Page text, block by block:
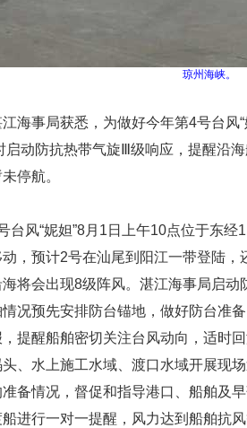
琼州海峡。
海事局获悉，为做好今年第4号台风
启动防抗热带气旋Ⅲ级响应，提醒沿
停航。
台风“妮妲”8月1日上午10点位于东经
，预计2号在汕尾到阳江一带登陆
将会出现8级阵风。湛江海事局启
况预先安排防台锚地，做好防台准
提醒船舶密切关注台风动向，适时
头、水上施工水域、渡口水域开展现
备情况，督促和指导港口、船舶及
进行一对一提醒，风力达到船舶抗